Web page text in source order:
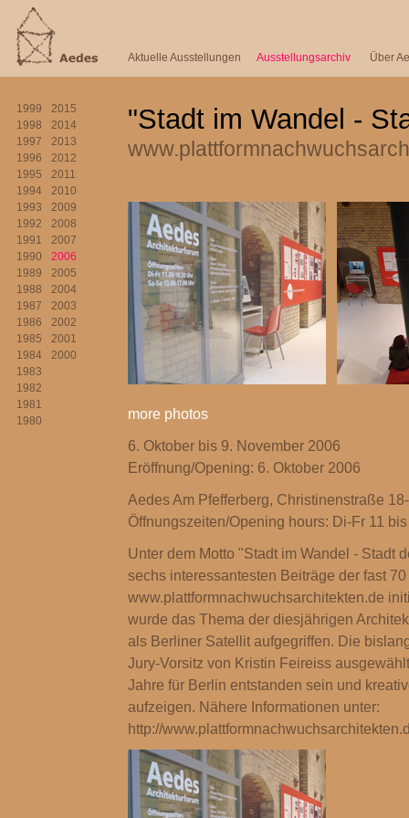
Aktuelle Ausstellungen Ausstellungsarchiv Über
1999
1998
1997
1996
1995
1994
1993
1992
1991
1990
1989
1988
1987
1986
1985
1984
1983
1982
1981
1980
2015
2014
2013
2012
2011
2010
2009
2008
2007
2006
2005
2004
2003
2002
2001
2000
"Stadt im Wandel -
more photos
6. Oktober bis 9. November 2006
Eröffnung/Opening: 6. Oktober 2006
Aedes Am Pfefferberg, Christinenstraße
Öffnungszeiten/Opening hours: Di-Fr 11
Unter dem Motto "Stadt im Wandel - Stadt
sechs interessantesten Beiträge der fast
www.plattformnachwuchsarchitekten.de
wurde das Thema der diesjährigen
als Berliner Satellit aufgegriffen. Die
Jury-Vorsitz von Kristin Feireiss
Jahre für Berlin entstanden sein und
aufzeigen. Nähere Informationen unter:
http://